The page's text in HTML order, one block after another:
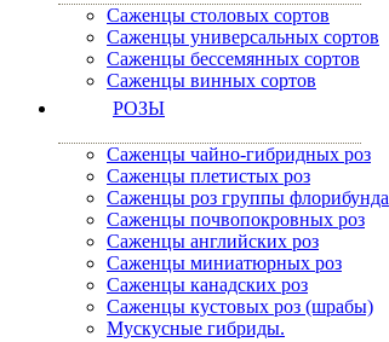
Саженцы столовых сортов
Саженцы универсальных сортов
Саженцы бессемянных сортов
Саженцы винных сортов
РОЗЫ
Саженцы чайно-гибридных роз
Саженцы плетистых роз
Саженцы роз группы флорибунда
Саженцы почвопокровных роз
Саженцы английских роз
Саженцы миниатюрных роз
Саженцы канадских роз
Саженцы кустовых роз (шрабы)
Мускусные гибриды.